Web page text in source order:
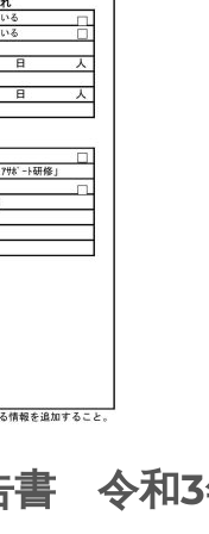
書 令和